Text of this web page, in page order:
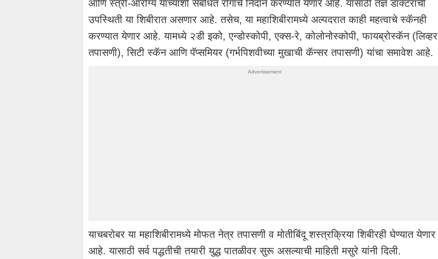
आणि स्त्री-आरोग्य यांच्याशी संबंधित रोगांचे निदान करण्यात येणार आहे. यासाठी तज्ञ डाॅक्टरांची
उपस्थिती या शिबीरात असणार आहे. तसेच, या महाशिबीरामध्ये अल्पदरात काही महत्वाचे स्कॅनही
करण्यात येणार आहे. यामध्ये २डी इको, एन्डोस्कोपी, एक्स-रे, कोलोनोस्कोपी, फायब्रोस्कॅन (लिव्हर
तपासणी), सिटी स्कॅन आणि पॅप्समियर (गर्भपिशवीच्या मुखाची कॅन्सर तपासणी) यांचा समावेश आहे.
याचबरोबर या महाशिबीरामध्ये मोफत नेत्र तपासणी व मोतीबिंदू शस्त्रक्रिया शिबीरही घेण्यात येणार
आहे. यासाठी सर्व पद्धतीची तयारी युद्ध पातळीवर सुरू असल्याची माहिती मसुरे यांनी दिली.